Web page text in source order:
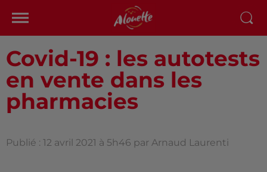
Covid-19 : les autotests
en vente dans les
pharmacies
Publié : 12 avril 2021 à 5h46 par Arnaud Laurenti